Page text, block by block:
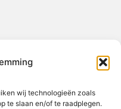
wij technologieën zoals
te slaan en/of te raadplegen.